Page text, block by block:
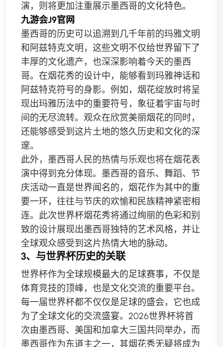
演，则将更加注重展示墨西哥的文化特色。
九游会J9官网
墨西哥的历史可以追溯到几千年前的玛雅文明
和阿兹特克文明，这些文明不仅给世界留下了
丰厚的文化遗产，也深深影响着今天的墨西
哥。在烟花秀的设计中，能够看到玛雅神话和
阿兹特克符号的身影。例如，烟花绽放时将呈
现出玛雅历法中的重要符号，象征着宇宙与时
间的无尽流转。观众在欣赏美丽烟花的同时，
还能够感受到这片土地的悠久历史和文化的深
邃。
此外，墨西哥人民的热情与乐观也将在烟花表
演中得到充分体现。墨西哥的音乐、舞蹈、节
庆活动一直是世界闻名的，烟花作为其中的重
要一环，往往与节庆的欢愉和民族精神紧密相
连。此次世界杯烟花秀将通过绚丽的色彩和别
致的设计展现出墨西哥独特的艺术风格，并让
全球观众感受到这片热情大地的脉动。
3、与世界杯历史的关联
世界杯作为全球规模最大的足球赛事，不仅是
体育竞技的顶峰，也是文化交流的重要平台。
每一届世界杯都不仅仅是足球的盛会，它也成
为了全球文化的交流盛宴。2026世界杯将首
次由墨西哥、美国和加拿大三国共同举办，而
墨西哥作为东道主之一，其烟花秀无疑将成为